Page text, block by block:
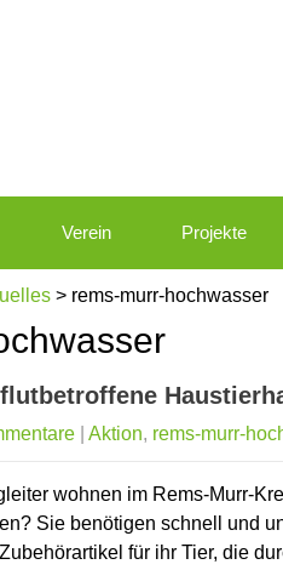
Verein Projekte
> rems-murr-hochwasser
Aktion, rems-murr-
wohnen im Rems-Murr-
Sie benötigen schnell und
für ihr Tier, die